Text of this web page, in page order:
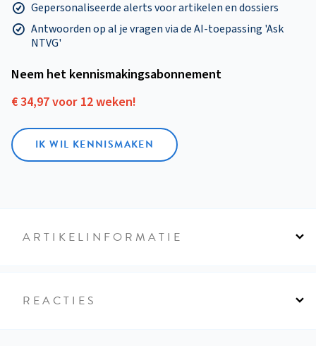
Gepersonaliseerde alerts voor artikelen en dossiers
Antwoorden op al je vragen via de AI-toepassing 'Ask
NTVG'
Neem het kennismakings­abonnement
€ 34,97 voor 12 weken!
IK WIL KENNISMAKEN
ARTIKELINFORMATIE
REACTIES